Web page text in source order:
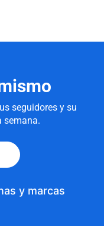
seguidores y su
semana.
y marcas